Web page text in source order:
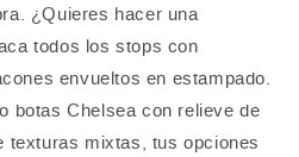
¿Quieres hacer una
todos los stops con
envueltos en estampado.
botas Chelsea con relieve de
texturas mixtas, tus opciones